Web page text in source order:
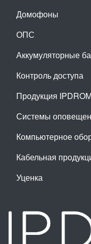
Домофоны
ОПС
Аккумуляторные
Контроль доступа
Продукция
Системы
Компьютерное
Кабельная
Уценка